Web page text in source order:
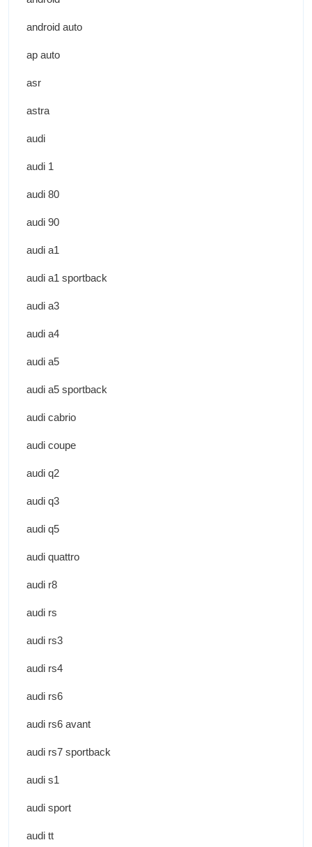
android auto
ap auto
asr
astra
audi
audi 1
audi 80
audi 90
audi a1
audi a1 sportback
audi a3
audi a4
audi a5
audi a5 sportback
audi cabrio
audi coupe
audi q2
audi q3
audi q5
audi quattro
audi r8
audi rs
audi rs3
audi rs4
audi rs6
audi rs6 avant
audi rs7 sportback
audi s1
audi sport
audi tt